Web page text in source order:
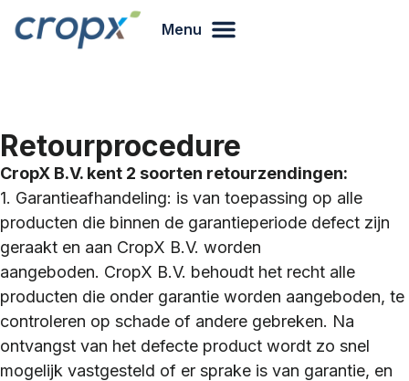
Menu
Retourprocedure
CropX B.V. kent 2 soorten retourzendingen:
1. Garantieafhandeling: is van toepassing op alle
producten die binnen de garantieperiode defect zijn
geraakt en aan CropX B.V. worden
aangeboden. CropX B.V. behoudt het recht alle
producten die onder garantie worden aangeboden, te
controleren op schade of andere gebreken. Na
ontvangst van het defecte product wordt zo snel
mogelijk vastgesteld of er sprake is van garantie, en